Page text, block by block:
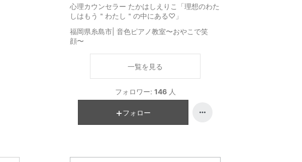
心理カウンセラー たかはしえりこ「理想のわた
しはもう＂わたし＂の中にある♡」
福岡県糸島市| 音色ピアノ教室〜おやこで笑
顔〜
一覧を見る
フォロワー: 146 人
フォロー